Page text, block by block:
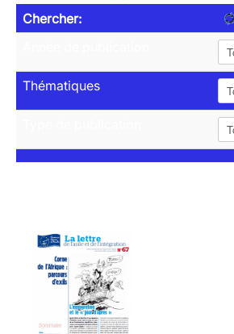
Chercher:
Thématiques